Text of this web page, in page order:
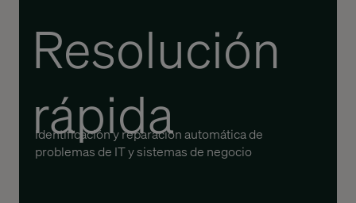
Resolución
rápida
Identificación y reparación automática de
problemas de IT y sistemas de negocio